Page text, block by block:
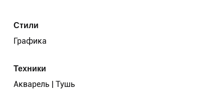
Стили
Графика
Техники
Акварель | Тушь